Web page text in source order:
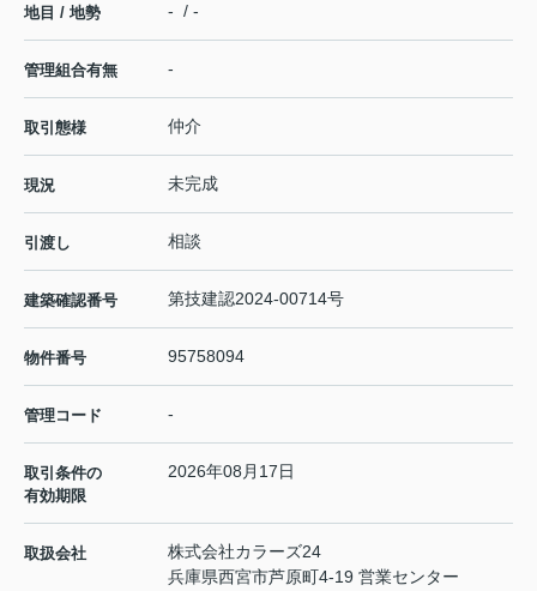
地目 / 地勢 - / -
管理組合有無 -
取引態様 仲介
現況 未完成
引渡し 相談
建築確認番号 第技建認2024-00714号
物件番号 95758094
管理コード -
取引条件の
有効期限
2026年08月17日
取扱会社
株式会社カラーズ24
兵庫県西宮市芦原町4-19 営業センター